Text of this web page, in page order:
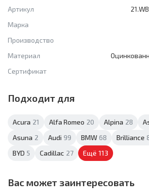
Артикул
Марка
Производство
Материал
Сертификат
Подходит для
Acura 21 Alfa Romeo 20 Alpina 28
Asuna 2 Audi 99 BMW 68 Brilliance
BYD 5 Cadillac 27 Ещё 113
Вас может заинтересовать